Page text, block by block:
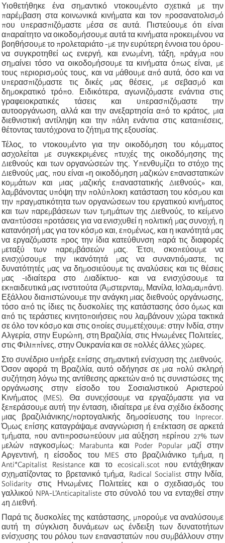
Υιοθετήθηκε ένα σημαντικό ντοκουμέντο σχετικά με την
παρέμβαση στα κοινωνικά κινήματα και τον προσανατολισμό
που υπερασπιζόμαστε μέσα σε αυτά. Πιστεύουμε ότι είναι
απαραίτητο να οικοδομήσουμε αυτά τα κινήματα προκειμένου να
βοηθήσουμε το προλεταριάτο -με την ευρύτερη έννοια του όρου-
να συγκροτηθεί ως ενεργή, και ενωμένη, τάξη, πράγμα που
σημαίνει τόσο να οικοδομήσουμε τα κινήματα όπως είναι, με
τους περιορισμούς τους, και να μάθουμε από αυτά, όσο και να
υπερασπιζόμαστε τις δικές μας θέσεις, με σεβασμό και
δημοκρατικό τρόπο. Ειδικότερα, αγωνιζόμαστε ενάντια στις
γραφειοκρατικές τάσεις και υπερασπιζόμαστε την
αυτοοργάνωση, αλλά και την ανεξαρτησία από το κράτος, μια
διεθνιστική αντίληψη και την πάλη ενάντια στις καταπιέσεις,
θέτοντας ταυτόχρονα το ζήτημα της εξουσίας.
Τέλος, το ντοκουμέντο για την οικοδόμηση του κόμματος
ασχολείται με συγκεκριμένες πτυχές της οικοδόμησης της
Διεθνούς και των οργανώσεών της. Υπενθυμίζει το στόχο της
Διεθνούς μας, που είναι «η οικοδόμηση μαζικών επαναστατικών
κομμάτων και μιας μαζικής επαναστατικής Διεθνούς» και,
λαμβάνοντας υπόψη την πολύπλοκη κατάσταση του κόσμου και
την πραγματικότητα των οργανώσεων του εργατικού κινήματος
και των παρεμβάσεων των τμημάτων της Διεθνούς, το κείμενο
αναπτύσσει προτάσεις για να ενισχυθεί η πολιτική μας συνοχή, η
κατανόησή μας για τον κόσμο και, επομένως, και η ικανότητά μας
να εργαζόμαστε προς την ίδια κατεύθυνση παρά τις διαφορές
μεταξύ των παρεμβάσεών μας. Έτσι, σκοπεύουμε να
ενισχύσουμε την ικανότητά μας να συναντιόμαστε, τις
δυνατότητές μας να δημοσιεύουμε τις αναλύσεις και τις θέσεις
μας -ιδιαίτερα στο Διαδίκτυο- και να ενισχύσουμε τα
εκπαιδευτικά μας ινστιτούτα (Άμστερνταμ, Μανίλα, Ισλαμαμπάντ).
Εξάλλου διαπιστώνουμε την ανάγκη μιας διεθνούς οργάνωσης,
τόσο από τις ίδιες τις δυσκολίες της κατάστασης όσο όμως και
από τις τεράστιες κινητοποιήσεις που λαμβάνουν χώρα τακτικά
σε όλο τον κόσμο και στις οποίες συμμετέχουμε: στην Ινδία, στην
Αλγερία, στην Ευρώπη, στη Βραζιλία, στις Ηνωμένες Πολιτείες,
στις Φιλιππίνες, στην Ουκρανία και σε πολλές άλλες χώρες.
Στο συνέδριο υπήρξε επίσης σημαντική ενίσχυση της Διεθνούς.
Όσον αφορά τη Βραζιλία, αυτό οδήγησε σε μια πολύ σκληρή
συζήτηση λόγω της αντίθεσης αρκετών από τις συνιστώσες της
οργάνωσης στην είσοδο του Σοσιαλιστικού Αριστερού
Κινήματος (MES). Θα συνεχίσουμε να εργαζόμαστε για να
ξεπεράσουμε αυτή την ένταση, ιδιαίτερα με ένα σχέδιο έκδοσης
μιας βραζιλιάνικης/πορτογαλικής δημοσίευσης του Inprecor.
Όμως επίσης καταγράψαμε αναγνώριση ή επέκταση σε αρκετά
τμήματα, που αντιπροσωπεύουν μια αύξηση περίπου 27% των
μελών παγκοσμίως: Marabunta και Poder Popular μαζί στην
Αργεντινή, η είσοδος του MES στο βραζιλιάνικο τμήμα, η
Anti*Capitalist Resistance και το ecosicali.scot που εντάχθηκαν
σχηματίζοντας το βρετανικό τμήμα, Radical Socialist στην Ινδία,
Solidarity στις Ηνωμένες Πολιτείες και ο σχεδιασμός του
γαλλικού NPA-L'Anticapitaliste στο σύνολό του να ενταχθεί στην
4η Διεθνή.
Παρά τις δυσκολίες της κατάστασης, μπορούμε να αναλύσουμε
αυτή τη σύγκλιση δυνάμεων ως ένδειξη των δυνατοτήτων
ενίσχυσης του ρόλου των επαναστατών που συμβάλλουν στην